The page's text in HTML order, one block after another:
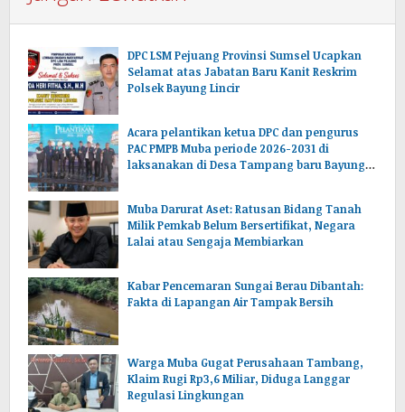
DPC LSM Pejuang Provinsi Sumsel Ucapkan
Selamat atas Jabatan Baru Kanit Reskrim
Polsek Bayung Lincir
Acara pelantikan ketua DPC dan pengurus
PAC PMPB Muba periode 2026-2031 di
laksanakan di Desa Tampang baru Bayung
Muba Darurat Aset: Ratusan Bidang Tanah
Milik Pemkab Belum Bersertifikat, Negara
Lalai atau Sengaja Membiarkan
Kabar Pencemaran Sungai Berau Dibantah:
Fakta di Lapangan Air Tampak Bersih
Warga Muba Gugat Perusahaan Tambang,
Klaim Rugi Rp3,6 Miliar, Diduga Langgar
Regulasi Lingkungan